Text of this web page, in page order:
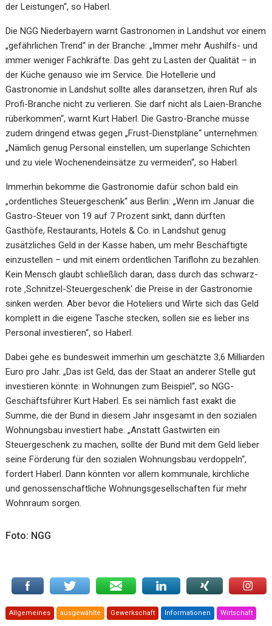
der Leistungen“, so Haberl.
Die NGG Niederbayern warnt Gastronomen in Landshut vor einem
„gefährlichen Trend“ in der Branche: „Immer mehr Aushilfs- und
immer weniger Fachkräfte. Das geht zu Lasten der Qualität – in
der Küche genauso wie im Service. Die Hotellerie und
Gastronomie in Landshut sollte alles daransetzen, ihren Ruf als
Profi-Branche nicht zu verlieren. Sie darf nicht als Laien-Branche
rüberkommen“, warnt Kurt Haberl. Die Gastro-Branche müsse
zudem dringend etwas gegen „Frust-Dienstpläne“ unternehmen:
„Nämlich genug Personal einstellen, um superlange Schichten
und zu viele Wochenendeinsätze zu vermeiden“, so Haberl.
Immerhin bekomme die Gastronomie dafür schon bald ein
„ordentliches Steuergeschenk“ aus Berlin: „Wenn im Januar die
Gastro-Steuer von 19 auf 7 Prozent sinkt, dann dürften
Gasthöfe, Restaurants, Hotels & Co. in Landshut genug
zusätzliches Geld in der Kasse haben, um mehr Beschäftigte
einzustellen – und mit einem ordentlichen Tariflohn zu bezahlen.
Kein Mensch glaubt schließlich daran, dass durch das schwarz-
rote ‚Schnitzel-Steuergeschenk‘ die Preise in der Gastronomie
sinken werden. Aber bevor die Hoteliers und Wirte sich das Geld
komplett in die eigene Tasche stecken, sollen sie es lieber ins
Personal investieren“, so Haberl.
Dabei gehe es bundesweit immerhin um geschätzte 3,6 Milliarden
Euro pro Jahr. „Das ist Geld, das der Staat an anderer Stelle gut
investieren könnte: in Wohnungen zum Beispiel“, so NGG-
Geschäftsführer Kurt Haberl. Es sei nämlich fast exakt die
Summe, die der Bund in diesem Jahr insgesamt in den sozialen
Wohnungsbau investiert habe. „Anstatt Gastwirten ein
Steuergeschenk zu machen, sollte der Bund mit dem Geld lieber
seine Förderung für den sozialen Wohnungsbau verdoppeln“,
fordert Haberl. Dann könnten vor allem kommunale, kirchliche
und genossenschaftliche Wohnungsgesellschaften für mehr
Wohnraum sorgen.
Foto: NGG
Allgemeines ausgewählte Gewerkschaft Informationen Wirtschaft